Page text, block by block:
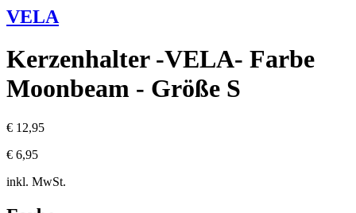
VELA
Kerzenhalter -VELA- Farbe
Moonbeam - Größe S
€ 12,95
€ 6,95
inkl. MwSt.